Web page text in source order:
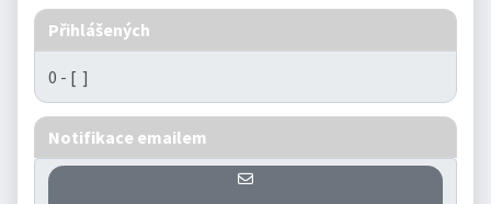
Přihlášených
0 - [ ]
Notifikace emailem
Přihlášení se k informaci o